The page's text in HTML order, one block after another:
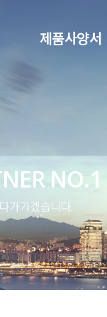
제품사양서
NO.1
가가겠습니다.